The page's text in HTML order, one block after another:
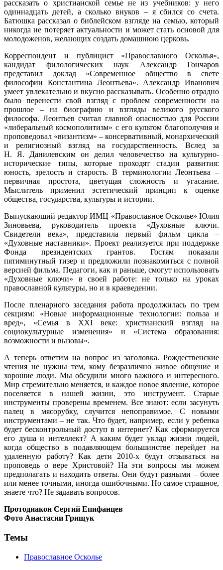
рассказать о христианской семье не из учебников: у него
одиннадцать детей, а сколько внуков – я сбился со счета.
Батюшка рассказал о библейском взгляде на семью, который
никогда не потеряет актуальности и может стать основой для
молодоженов, желающих создать домашнюю церковь.
Корреспондент и публицист «Православного Осколья»,
кандидат филологических наук Александр Гончаров
представил доклад «Современное общество в свете
философии Константина Леонтьева». Александр Иванович
умеет увлекательно и вкусно рассказывать. Особенно отрадно
было перенести свой взгляд с проблем современности на
прошлое – на биографию и взгляды великого русского
философа. Леонтьев считал главной опасностью для России
«либеральный космополитизм» с его культом благополучия и
проповедовал «византизм» – консервативный, монархический
и религиозный взгляд на государственность. Вслед за
Н. Я. Данилевским он делил человечество на культурно-
исторические типы, которые проходят стадии развития:
юность, зрелость и старость. В терминологии Леонтьева –
первичная простота, цветущая сложность и угасание.
Мыслитель применил эстетический принцип к оценке
общества, государства, культуры и истории.
Выпускающий редактор ИМЦ «Православное Осколье» Юлия
Зиновьева, руководитель проекта «Духовные ключи.
Свидетели века», представила первый фильм цикла –
«Духовные наставники». Проект реализуется при поддержке
Фонда президентских грантов. Гостям показали
пятиминутный тизер и предложили познакомиться с полной
версией фильма. Педагоги, как и раньше, смогут использовать
«Духовные ключи» в своей работе: не только на уроках
православной культуры, но и в краеведении.
После пленарного заседания работа продолжилась по трем
секциям: «Новые информационные технологии: польза и
вред», «Семья в XXI веке: христианский взгляд на
социокультурные изменения» и «Система образования:
возможности и вызовы».
А теперь ответим на вопрос из заголовка. Рождественские
чтения не нужны тем, кому безразлично живое общение и
хорошие люди. Мы обсудили много важного и интересного.
Мир стремительно меняется, и каждое новое явление, которое
поселяется в нашей жизни, это инструмент. Старые
инструменты проверены временем. Все знают: если засунуть
палец в мясорубку, случится непоправимое. С новыми
инструментами – не так. Что будет, например, если у ребенка
будет бесконтрольный доступ в интернет? Как сформируется
его душа и интеллект? А каким будет уклад жизни людей,
когда общество в подавляющем большинстве перейдет на
удаленную работу? Как дети 2010-х будут отзываться на
проповедь о вере Христовой? На эти вопросы мы можем
предполагать и находить ответы. Они будут разными – более
или менее точными, иногда ошибочными. Но самое страшное,
знаете что? Не задавать вопросов.
Протодиакон Сергий Епифанцев
Фото Анастасии Грищук
Темы
Православное Осколье